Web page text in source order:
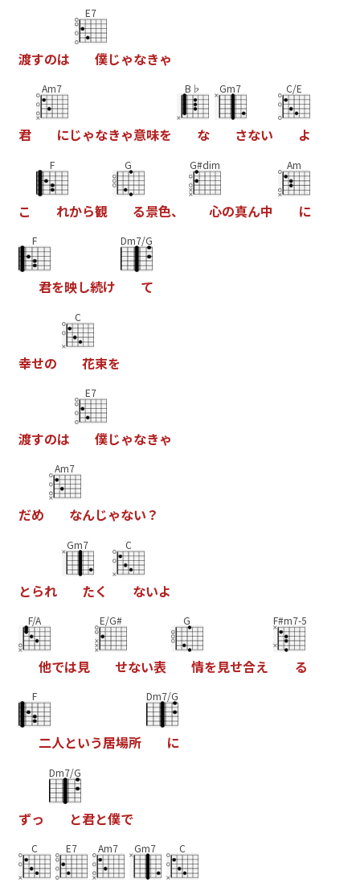
渡すのは
E7
僕じゃなきゃ
君
Am7
にじゃなきゃ意味を
B♭
な
Gm7
さない
C/E
よ
こ
F
れから観
G
る景色、
G#dim
心の真ん中
Am
に
F
君を映し続け
Dm7/G
て
幸せの
C
花束を
渡すのは
E7
僕じゃなきゃ
だめ
Am7
なんじゃない ？
とられ
Gm7
たく
C
ないよ
F/A
他では見
E/G#
せない表
G
情を見せ合え
F#m7-5
る
F
二人という居場所
Dm7/G
に
ずっ
Dm7/G
と君と僕で
C E7 Am7 Gm7 C